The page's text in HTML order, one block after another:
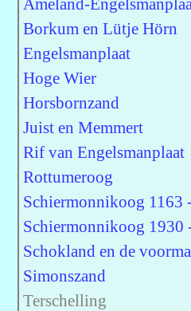
Ameland-
Borkum en Lütje Hörn
Engelsmanplaat
Hoge Wier
Horsbornzand
Juist en Memmert
Rif van Engelsmanplaat
Rottumeroog
Schiermonnikoog 1163
Schiermonnikoog 1930
Schokland en de
Simonszand
Terschelling